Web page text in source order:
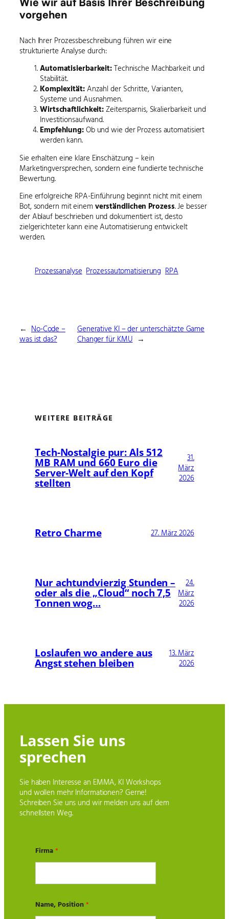
vorgehen
Nach Ihrer Prozessbeschreibung führen wir eine
strukturierte Analyse durch:
Automatisierbarkeit:Technische Machbarkeit und
Stabilität.
Komplexität:Anzahl der Schritte, Varianten,
Systeme und Ausnahmen.
Wirtschaftlichkeit:Zeitersparnis, Skalierbarkeit und
Investitionsaufwand.
Empfehlung:Ob und wie der Prozess automatisiert
werden kann.
Sie erhalten eine klare Einschätzung – kein
Marketingversprechen, sondern eine fundierte technische
Bewertung.
Eine erfolgreiche RPA-Einführung beginnt nicht mit einem
Bot, sondern mit einem verständlichen Prozess. Je besser
der Ablauf beschrieben und dokumentiert ist, desto
zielgerichteter kann eine Automatisierung entwickelt
werden.
Prozessanalyse Prozessautomatisierung RPA
← No-Code –
was ist das?
Generative KI – der unterschätzte Game
Changer für KMU →
WEITERE BEITRÄGE
Tech-Nostalgie pur: Als 512
MB RAM und 660 Euro die
Server-Welt auf den Kopf
stellten
31.
März
2026
Retro Charme 27. März 2026
Nur achtundvierzig Stunden –
oder als die „Cloud“ noch 7,5
Tonnen wog…
24.
März
2026
Loslaufen wo andere aus
Angst stehen bleiben
13. März
2026
Lassen Sie uns
sprechen
Sie haben Interesse an EMMA, KI Workshops
und wollen mehr Informationen? Gerne!
Schreiben Sie uns und wir melden uns auf dem
schnellsten Weg.
Firma*
Name, Position*